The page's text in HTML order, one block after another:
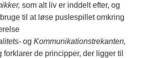
som alt liv er inddelt efter, og
til at løse puslespillet omkring
og Kommunikationstrekanten,
forklarer de principper, der ligger til